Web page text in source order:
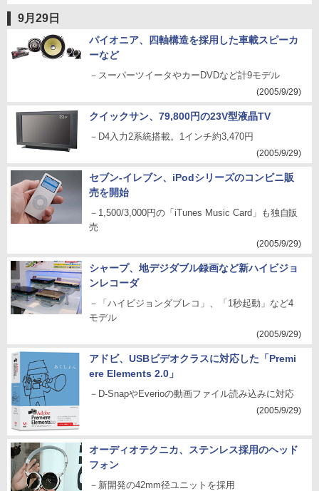
9月29日
パイオニア、四軸構造を採用した車載スピーカ
ーなど
－スーパーツイータやカーDVDなど計9モデル
(2005/9/29)
クイックサン、79,800円の23V型液晶TV
－D4入力2系統搭載。1インチ約3,470円
(2005/9/29)
セブン-イレブン、iPodシリーズのコンビニ販
売を開始
－1,500/3,000円の「iTunes Music Card」も独自販
売
(2005/9/29)
シャープ、地デジダブル録画など新ハイビジョ
ンレコーダ
－「ハイビジョンダブレコ」、「1秒起動」など4
モデル
(2005/9/29)
アドビ、USBビデオクラスに対応した「Premi
ere Elements 2.0」
－D-SnapやEverioの動画ファイル読み込みに対応
(2005/9/29)
オーディオテクニカ、ステンレス採用のヘッド
フォン
－新開発の42mm径ユニットを採用